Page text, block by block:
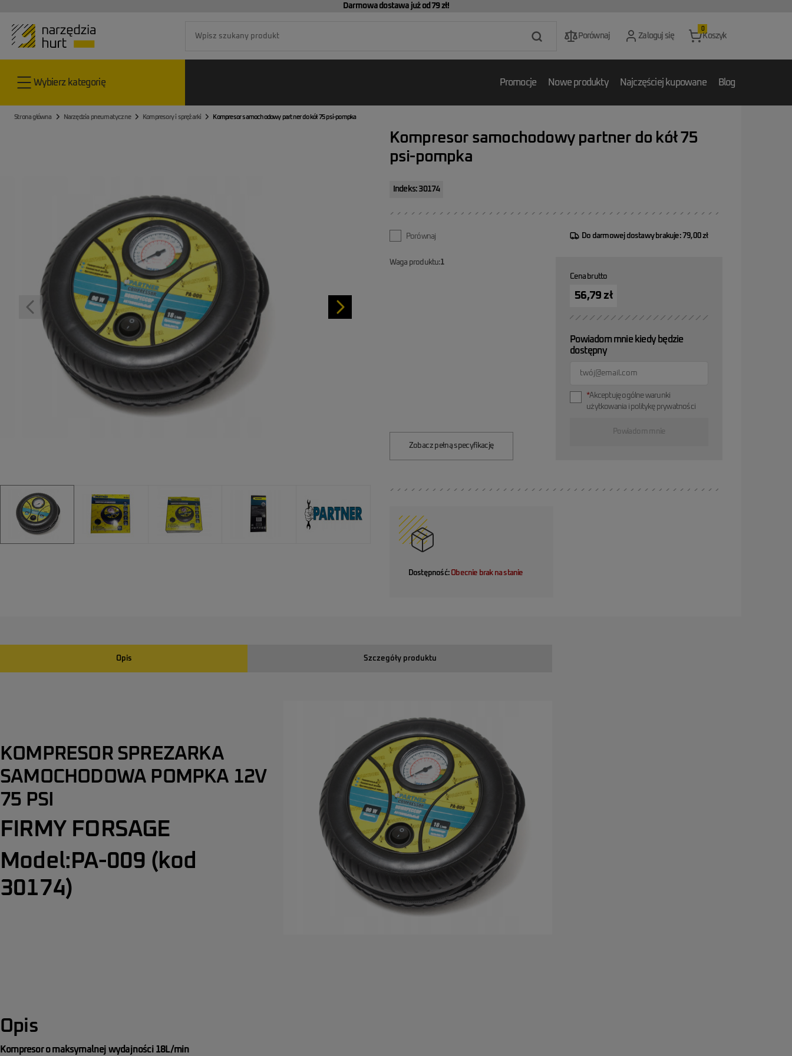
Darmowa dostawa już od 79 zł!
Go to the home page
Porównaj Zaloguj się Koszyk
Wybierz kategorię Promocje Nowe produkty Najczęściej kupowane Blog
Strona główna Narzędzia pneumatyczne Kompresory i sprężarki Kompresor samochodowy partner do kół 75 psi-pompka
Kompresor samochodowy partner do kół 75
psi-pompka
Indeks: 30174
Porównaj Do darmowej dostawy brakuje: 79,00 zł
Waga produktu:1
Zobacz pełną specyfikację
Cena brutto
56,79 zł
Powiadom mnie kiedy będzie
dostępny
*Akceptuję ogólne warunki
użytkowania i politykę prywatności
Powiadom mnie
Dostępność:Obecnie brak na stanie
Opis Szczegóły produktu
KOMPRESOR SPREZARKA
SAMOCHODOWA POMPKA 12V
75 PSI
FIRMY FORSAGE
Model:PA-009 (kod
30174)
Opis
Kompresor o maksymalnej wydajności 18L/min